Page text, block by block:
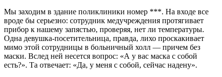
Мы заходим в здание поликлиники номер ***. На входе все
вроде бы серьезно: сотрудник медучреждения протягивает
прибор к нашему запястью, проверяя, нет ли температуры.
Одна девушка-посетительница, правда, лихо проскакивает
мимо этой сотрудницы в больничный холл — причем без
маски. Вслед ней несется вопрос: «А у вас маска с собой
есть?». Та отвечает: «Да, у меня с собой, сейчас надену».